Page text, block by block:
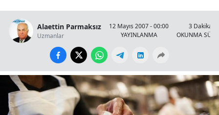
Alaettin Parmaksız
Uzmanlar
12 Mayıs 2007 - 00:00
YAYINLANMA
3 Dakika
OKUNMA